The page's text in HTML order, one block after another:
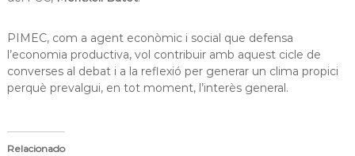
PIMEC, com a agent econòmic i social que defensa
l’economia productiva, vol contribuir amb aquest cicle de
converses al debat i a la reflexió per generar un clima propici
perquè prevalgui, en tot moment, l’interès general.
Relacionado